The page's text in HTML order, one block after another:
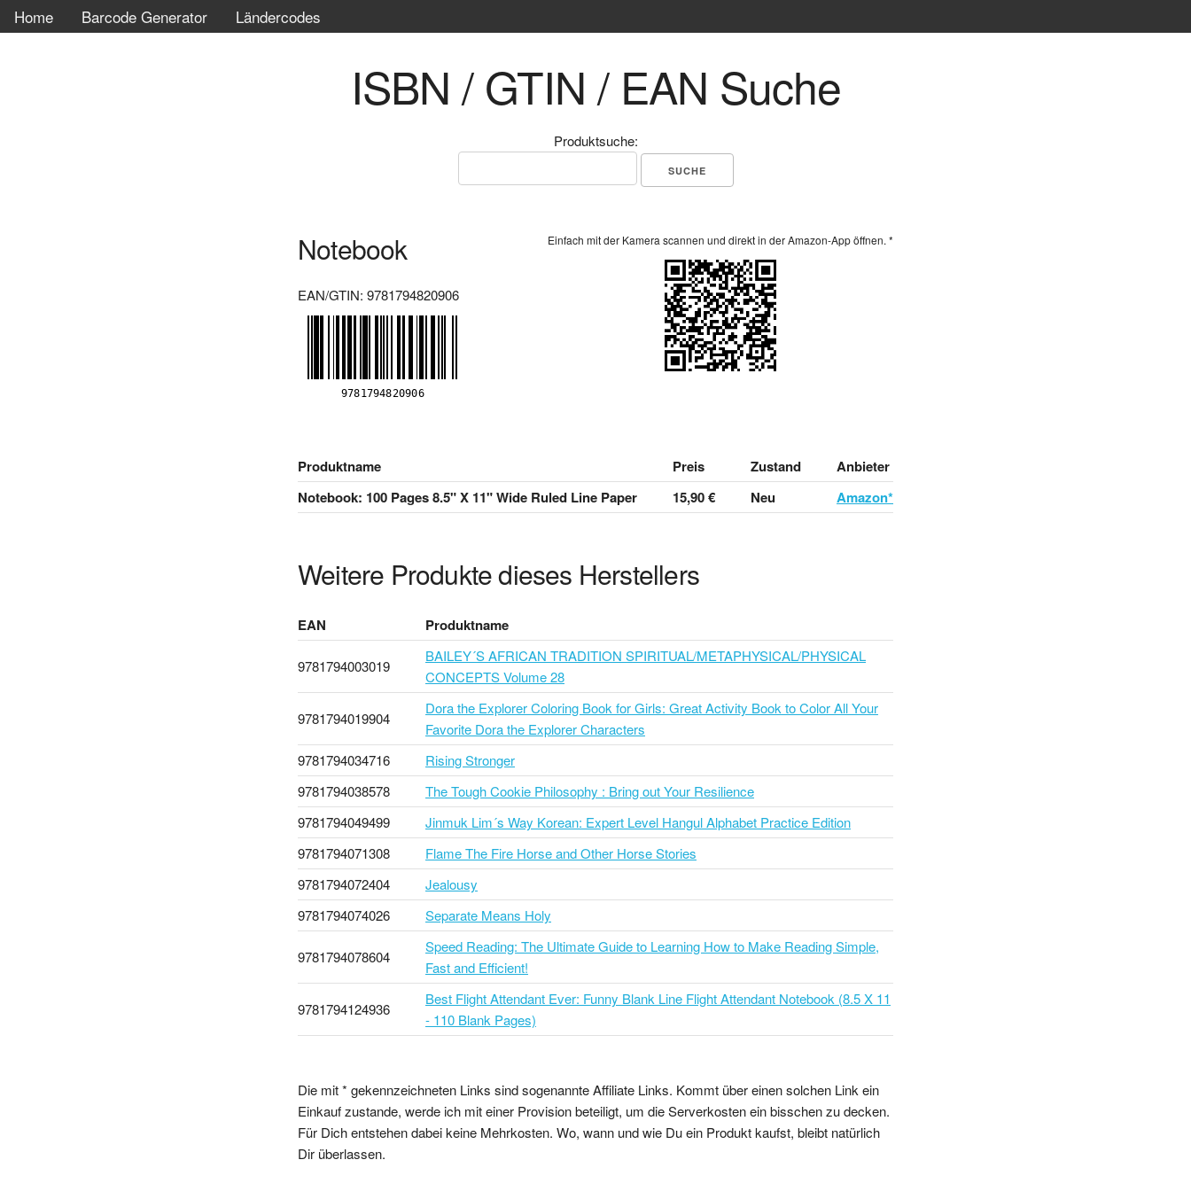
Home Barcode Generator Ländercodes
ISBN / GTIN / EAN Suche
Produktsuche:
Notebook
EAN/GTIN: 9781794820906
Einfach mit der Kamera scannen und direkt in der Amazon-App öffnen. *
Produktname Preis Zustand
Anbieter
Notebook: 100 Pages 8.5" X 11" Wide Ruled Line Paper
15,90 € Neu Amazon*
Weitere Produkte dieses Herstellers
EAN Produktname
9781794003019
BAILEY´S AFRICAN TRADITION SPIRITUAL/METAPHYSICAL/PHYSICAL
CONCEPTS Volume 28
9781794019904
Dora the Explorer Coloring Book for Girls: Great Activity Book to Color All Your
Favorite Dora the Explorer Characters
9781794034716
Rising Stronger
9781794038578
The Tough Cookie Philosophy : Bring out Your Resilience
9781794049499
Jinmuk Lim´s Way Korean: Expert Level Hangul Alphabet Practice Edition
9781794071308
Flame The Fire Horse and Other Horse Stories
9781794072404
Jealousy
9781794074026
Separate Means Holy
9781794078604
Speed Reading: The Ultimate Guide to Learning How to Make Reading Simple,
Fast and Efficient!
9781794124936
Best Flight Attendant Ever: Funny Blank Line Flight Attendant Notebook (8.5 X 11
- 110 Blank Pages)
Die mit * gekennzeichneten Links sind sogenannte Affiliate Links. Kommt über einen solchen Link ein
Einkauf zustande, werde ich mit einer Provision beteiligt, um die Serverkosten ein bisschen zu decken.
Für Dich entstehen dabei keine Mehrkosten. Wo, wann und wie Du ein Produkt kaufst, bleibt natürlich
Dir überlassen.